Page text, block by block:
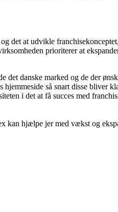
at udvikle
prioriterer at
danske marked og de der
så snart disse bliver
i det at få succes med
hjælpe jer med vækst og